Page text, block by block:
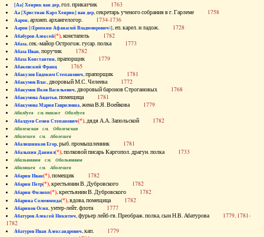
[Аа] Хенрик ван дер, гол. приказчик 1763
Аа [Христиан Карл Хенрик] ван дер, секретарь ученого собрания в г. Гарлеме 1758
Аарон, архиеп. архангелогор. 1734-1736
Аарон [(Еропкин Афанасий Владимирович)], еп. карел. и ладож. 1728
Абабуров Алексей(*), констапель 1782
Абаза, сек.-майор Острогож. гусар. полка 1773
Абаза Иван, поручик 1782
Абаза Константин, прапорщик 1779
Абаковский Франц 1765
Абакулов Евдоким Степанович, прапорщик 1781
Абакумов Влас, дворовый М.С. Челеева 1772
Абакумов Яков Васильевич, дворовый баронов Строгановых 1768
Абакумова Авдотья, помещица 1781
Абакумова Мария Гавриловна, жена В.Я. Воейкова 1779
Абалдуев см. также Оболдуев
Абалдуев Семен Степанович(*), дядя А.А. Запольской 1782
Абаленская см. Оболенская
Абалешев см. Аболешев
Абалишников Егор, рыб. промышленник 1781
Абалыхин Даниил(*), полковой писарь Каргопол. драгун. полка 1733
Абальянинов см. Обольянинов
Абаляшев см. Аболешев
Абарин Иван(*), помещик 1782
Абарин Петр(*), крестьянин В. Дубровского 1782
Абарин Филипп(*), крестьянин В. Дубровского 1782
Абарина Соломонида(*), вдова, помещица 1782
Абаринов Осип, унтер-лейт. флота 1777
Абатуров Алексей Никитич, фурьер лейб-гв. Преображ. полка, сын Н.В. Абатурова 1779, 1781-
1782
Абатуров Иван Александрович, кап. 1779